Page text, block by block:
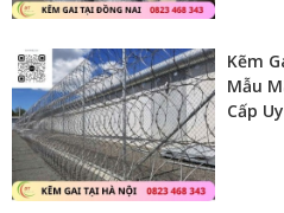
Kẽm
Mẫu
Cấp